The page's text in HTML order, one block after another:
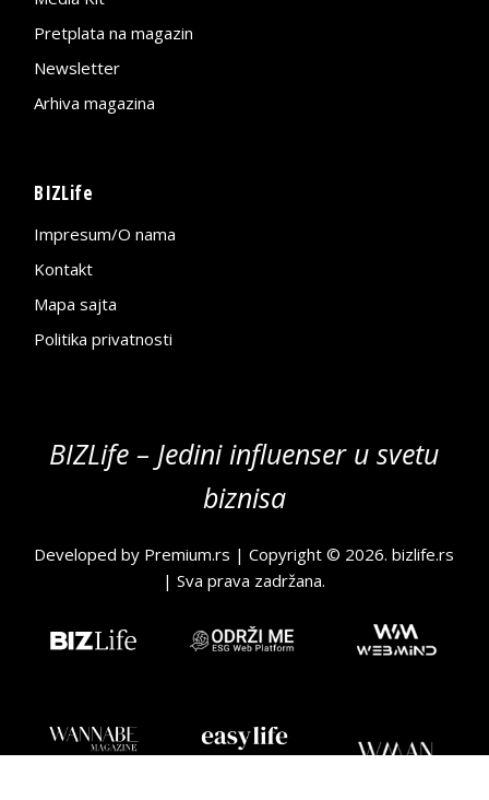
Pretplata na magazin
Newsletter
Arhiva magazina
BIZLife
Impresum/O nama
Kontakt
Mapa sajta
Politika privatnosti
BIZLife – Jedini influenser u svetu
biznisa
Developed by Premium.rs | Copyright © 2026.bizlife.rs
| Sva prava zadržana.